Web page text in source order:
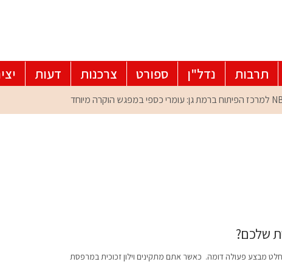
תרבות נדל"ן ספורט צרכנות דעות
שלכם?
מבצע פעולה דומה. כאשר אתם מתקינים וילון זכוכית במרפסת